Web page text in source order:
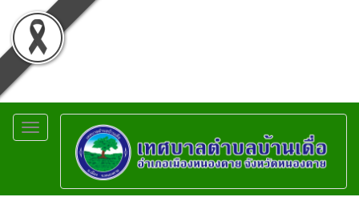
Toggle
navigation